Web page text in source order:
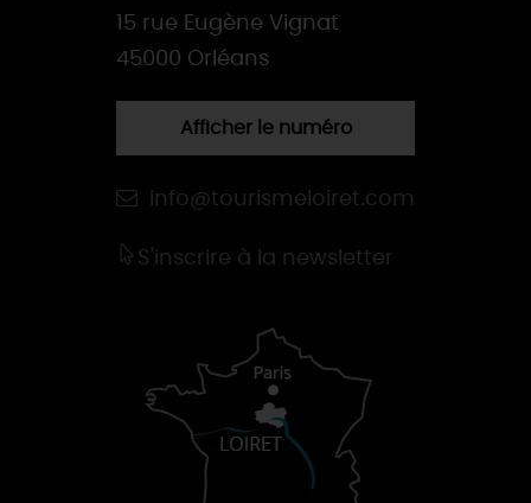
15 rue Eugène Vignat
45000 Orléans
Afficher le numéro
info@tourismeloiret.com
S'inscrire à la newsletter